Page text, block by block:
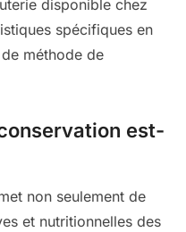
disponible chez
spécifiques en
méthode de
est-
non seulement de
et nutritionnelles des